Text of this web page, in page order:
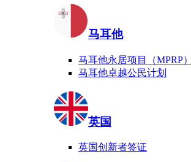
马耳他
马耳他永居项目（MPRP）
马耳他卓越公民计划
英国
英国创新者签证